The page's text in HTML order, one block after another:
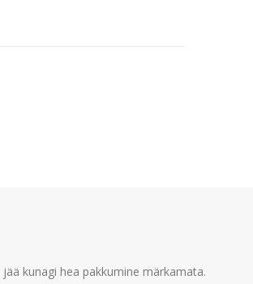
kunagi hea pakkumine märkamata.